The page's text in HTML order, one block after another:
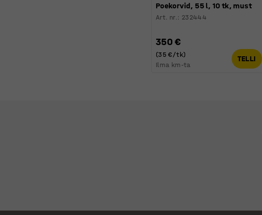
Poekorvid, 55 l, 10 tk, must
Art. nr.: 232444
350 €
(35 €/tk)
Ilma km-ta
TELLI